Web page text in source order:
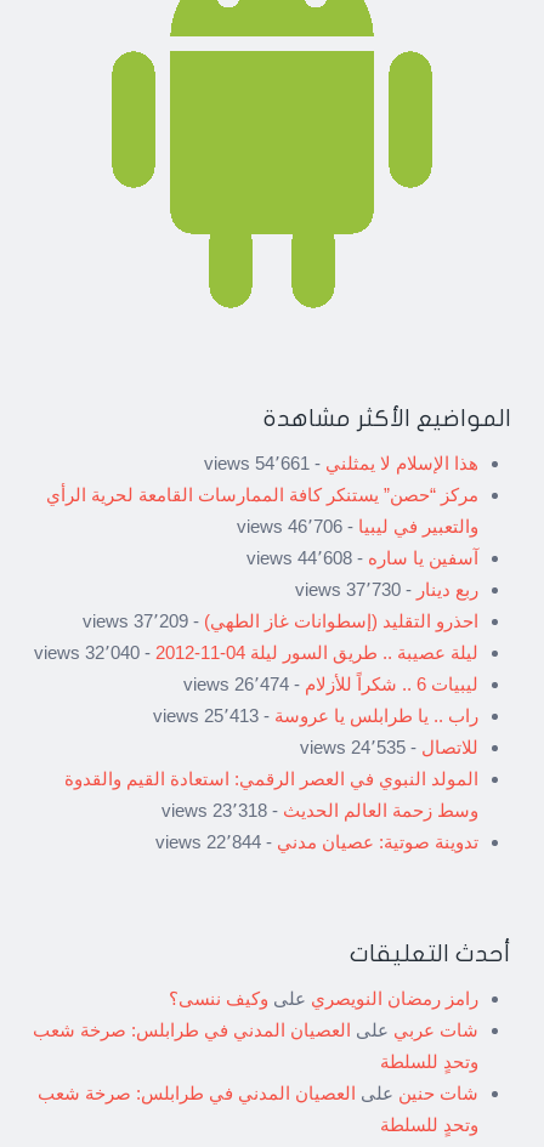
المواضيع الأكثر مشاهدة
هذا الإسلام لا يمثلني - 54٬661 views
مركز “حصن” يستنكر كافة الممارسات القامعة لحرية الرأي
والتعبير في ليبيا - 46٬706 views
آسفين يا ساره - 44٬608 views
ربع دينار - 37٬730 views
احذرو التقليد (إسطوانات غاز الطهي) - 37٬209 views
ليلة عصيبة .. طريق السور ليلة 04-11-2012
- 32٬040 views
ليبيات 6 .. شكراً للأزلام
- 26٬474 views
راب .. يا طرابلس يا عروسة - 25٬413 views
للاتصال - 24٬535 views
المولد النبوي في العصر الرقمي: استعادة القيم والقدوة
وسط زحمة العالم الحديث - 23٬318 views
تدوينة صوتية: عصيان مدني - 22٬844 views
أحدث التعليقات
رامز رمضان النويصري على وكيف ننسى؟
شات عربي على العصيان المدني في طرابلس: صرخة شعب
وتحدٍ للسلطة
شات حنين على العصيان المدني في طرابلس: صرخة شعب
وتحدٍ للسلطة